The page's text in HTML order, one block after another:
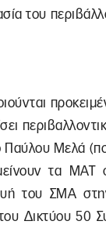
του
Παύλου Μελά
τα ΜΑΤ
του ΣΜΑ
Δικτύου 50